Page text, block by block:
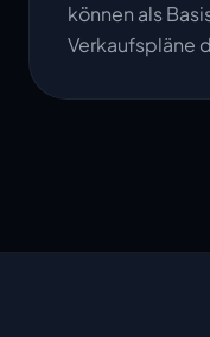
können als
Verkaufspläne